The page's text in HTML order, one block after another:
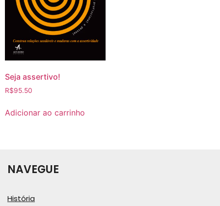
Seja assertivo!
R$95.50
Adicionar ao carrinho
NAVEGUE
História